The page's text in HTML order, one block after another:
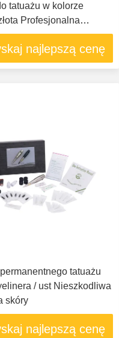
tatuażu w kolorze
Profesjonalna
tatuażunajlepszą cenę
tatuażu
/ ust Nieszkodliwa
skóry
najlepszą cenę